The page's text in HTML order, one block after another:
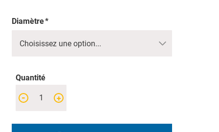
Diamètre
Quantité
+
-